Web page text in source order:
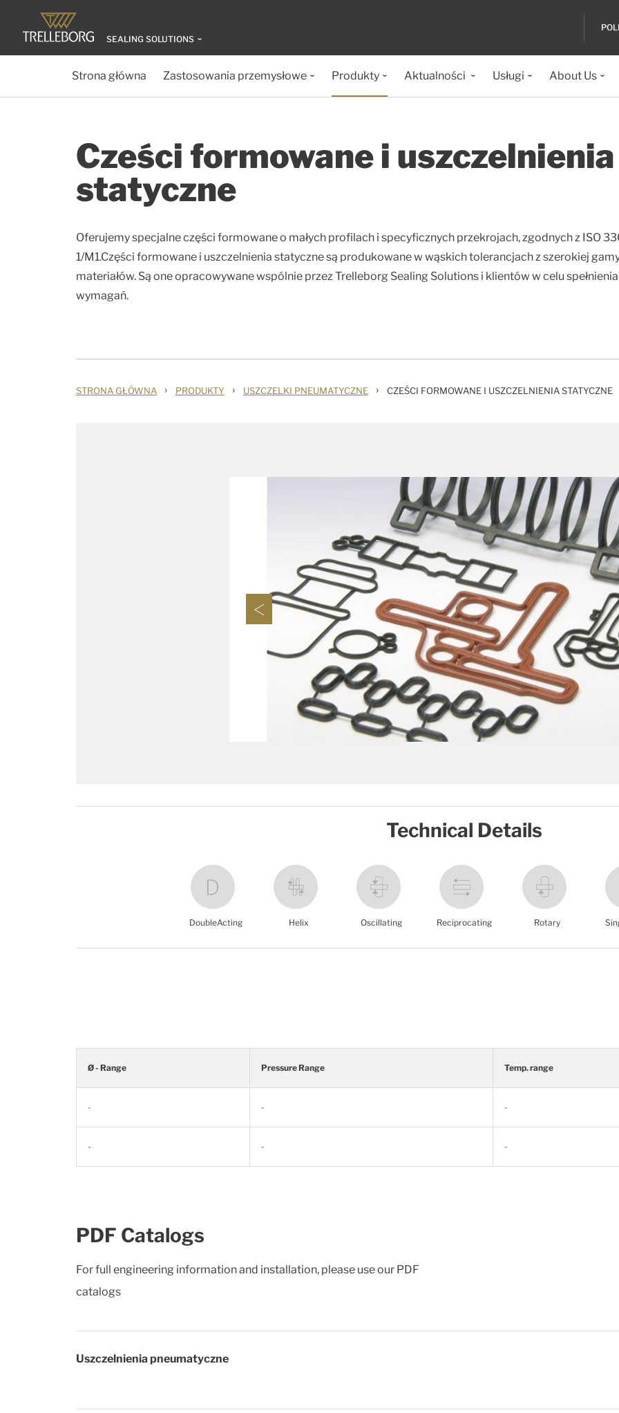
SEALING SOLUTIONS
Strona główna Zastosowania przemysłowe Produkty Aktualności Usługi About Us
Cześci formowane i uszczelnienia
statyczne
Oferujemy specjalne części formowane o małych profilach i specyficznych przekrojach, zgodnych z ISO
1/M1.Części formowane i uszczelnienia statyczne są produkowane w wąskich tolerancjach z szerokiej
materiałów. Są one opracowywane wspólnie przez Trelleborg Sealing Solutions i klientów w celu
wymagań.
STRONA GŁÓWNA › PRODUKTY › USZCZELKI PNEUMATYCZNE › CZEŚCI FORMOWANE I USZCZELNIENIA STATYCZNE
Technical Details
DoubleActing Helix Oscillating Reciprocating Rotary
Ø - Range Pressure Range Temp. range
- - -
- - -
PDF Catalogs
For full engineering information and installation, please use our PDF
catalogs
Uszczelnienia pneumatyczne